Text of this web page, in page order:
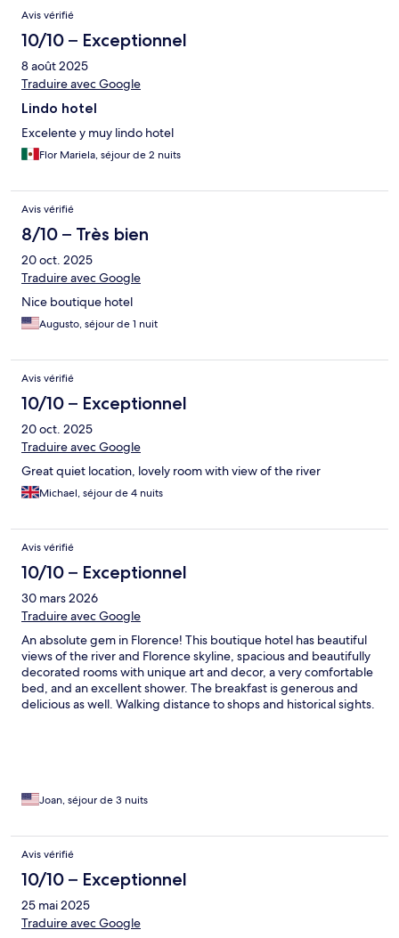
Avis vérifié
10/10 – Exceptionnel
8 août 2025
Traduire avec Google
Lindo hotel
Excelente y muy lindo hotel
Flor Mariela, séjour de 2 nuits
Avis vérifié
8/10 – Très bien
20 oct. 2025
Traduire avec Google
Nice boutique hotel
Augusto, séjour de 1 nuit
Avis vérifié
10/10 – Exceptionnel
20 oct. 2025
Traduire avec Google
Great quiet location, lovely room with view of the river
Michael, séjour de 4 nuits
Avis vérifié
10/10 – Exceptionnel
30 mars 2026
Traduire avec Google
An absolute gem in Florence! This boutique hotel has beautiful
views of the river and Florence skyline, spacious and beautifully
decorated rooms with unique art and decor, a very comfortable
bed, and an excellent shower. The breakfast is generous and
delicious as well. Walking distance to shops and historical sights.
Joan, séjour de 3 nuits
Avis vérifié
10/10 – Exceptionnel
25 mai 2025
Traduire avec Google